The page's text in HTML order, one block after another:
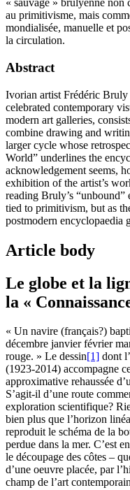
« sauvage » brulyenne non
au primitivisme, mais
mondialisée, manuelle et
la circulation.
Abstract
Ivorian artist Frédéric Bruly
celebrated contemporary
modern art galleries,
combine drawing and
larger cycle whose
World” underlines the
acknowledgement seems,
exhibition of the artist’s
reading Bruly’s
tied to primitivism, but as
postmodern encyclopaedia
Article body
Le globe et la
la «
« Un navire (français?)
décembre janvier février
rouge. » Le dessin[1] dont
(1923-2014) accompagne
approximative rehaussée
S’agit-il d’une route
exploration scientifique?
bien plus que l’horizon
reproduit le schéma de la
perdue dans la mer. C’est
le découpage des côtes –
d’une oeuvre placée, par
champ de l’art